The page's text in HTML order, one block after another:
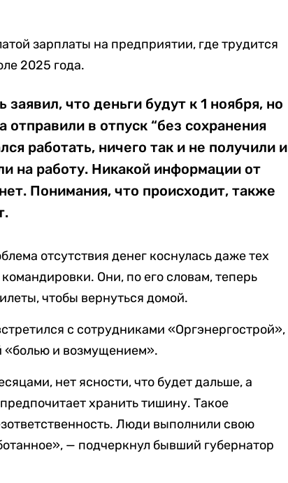
зарплаты на предприятии, где трудится
2025 года.
заявил, что деньги будут к 1 ноября, но
отправили в отпуск “без сохранения
работать, ничего так и не получили и
на работу. Никакой информации от
Понимания, что происходит, также
отсутствия денег коснулась даже тех
Они, по его словам, теперь
чтобы вернуться домой.
с сотрудниками «Оргэнергострой»,
«болью и возмущением».
нет ясности, что будет дальше, а
хранить тишину. Такое
Люди выполнили свою
— подчеркнул бывший губернатор